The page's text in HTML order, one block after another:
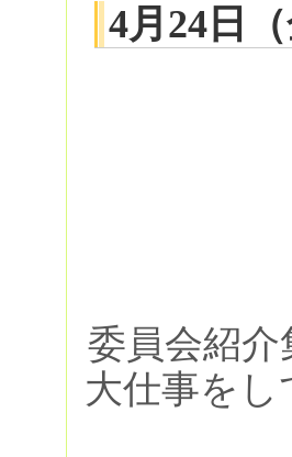
4月24日（
委員会紹
大仕事を